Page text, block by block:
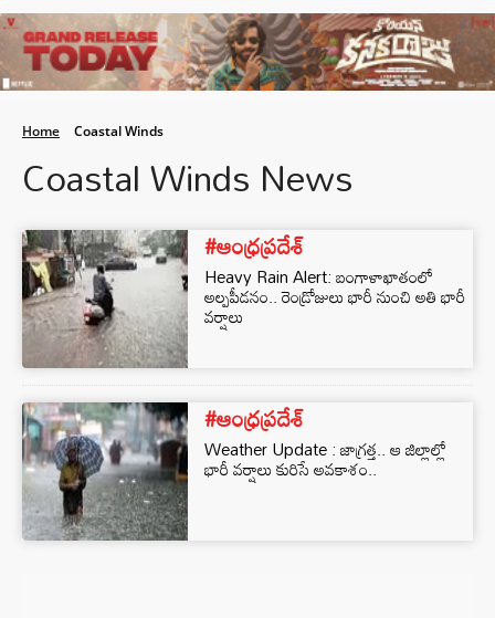
Home Coastal Winds
Coastal Winds News
#ఆంధ్రప్రదేశ్
Heavy Rain Alert: బంగాళాఖాతంలో
అల్పపీడనం.. రెండ్రోజులు భారీ నుంచి అతి భారీ
వర్షాలు
#ఆంధ్రప్రదేశ్
Weather Update : జాగ్రత్త.. ఆ జిల్లాల్లో
భారీ వర్షాలు కురిసే అవకాశం..